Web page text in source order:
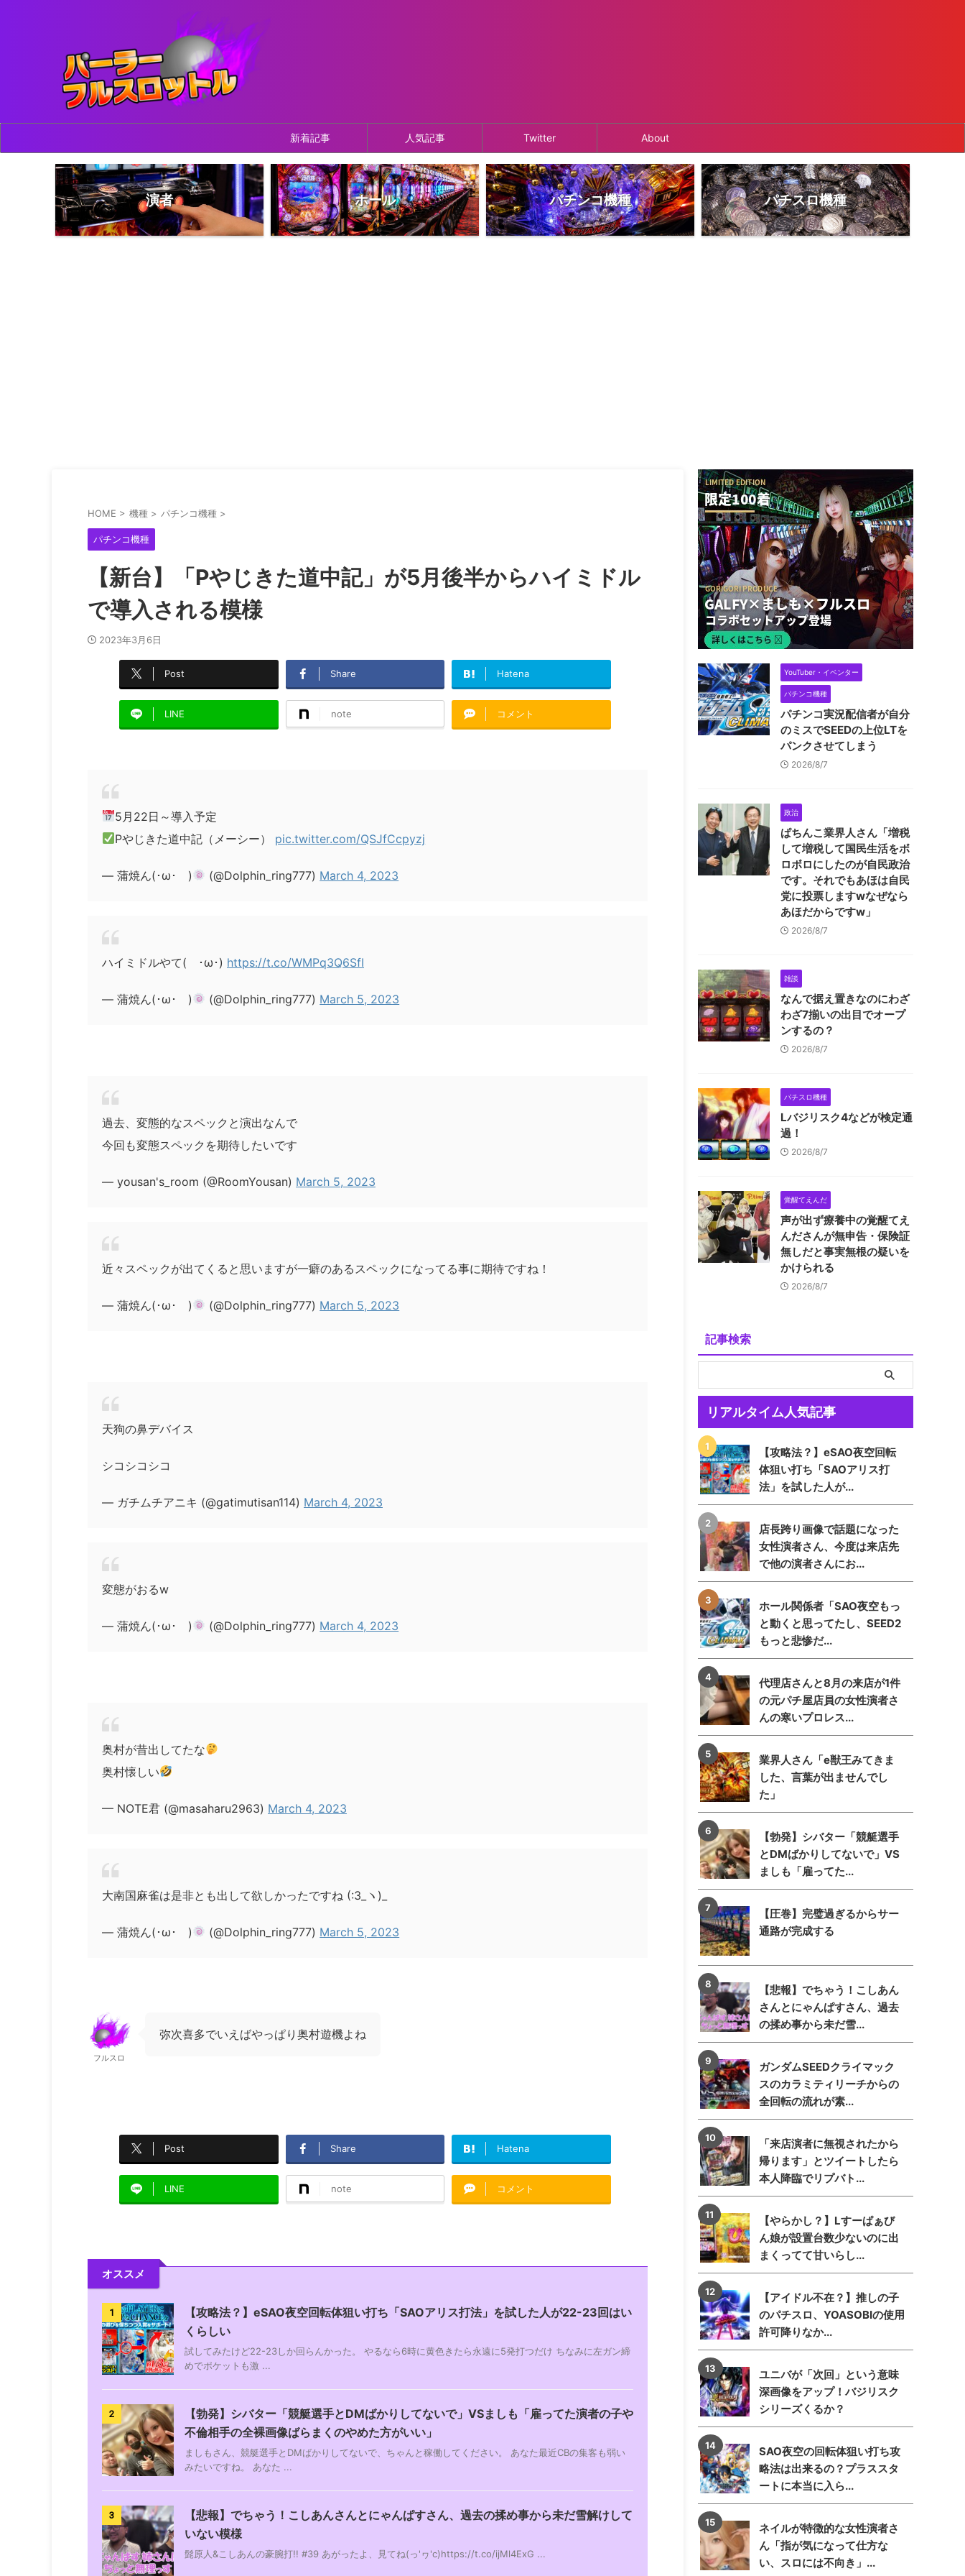
新着記事 人気記事 Twitter About
演者 ホール パチンコ機種 パチスロ機種
HOME > 機種 > パチンコ機種 >
パチンコ機種
【新台】「Pやじきた道中記」が5月後半からハイミドル
で導入される模様
2023年3月6日
Post Share Hatena
LINE note コメント
5月22日～導入予定
Pやじきた道中記（メーシー） pic.twitter.com/QSJfCcpyzj
— 蒲焼ん(･ω･ ) (@Dolphin_ring777) March 4, 2023
ハイミドルやて( ･ω･) https://t.co/WMPq3Q6SfI
— 蒲焼ん(･ω･ ) (@Dolphin_ring777) March 5, 2023
過去、変態的なスペックと演出なんで
今回も変態スペックを期待したいです
— yousan's_room (@RoomYousan) March 5, 2023
近々スペックが出てくると思いますが一癖のあるスペックになってる事に期待ですね！
— 蒲焼ん(･ω･ ) (@Dolphin_ring777) March 5, 2023
天狗の鼻デバイス
シコシコシコ
— ガチムチアニキ (@gatimutisan114) March 4, 2023
変態がおるw
— 蒲焼ん(･ω･ ) (@Dolphin_ring777) March 4, 2023
奥村が昔出してたな
奥村懐しい
— NOTE君 (@masaharu2963) March 4, 2023
大南国麻雀は是非とも出して欲しかったですね (:3_ヽ)_
— 蒲焼ん(･ω･ ) (@Dolphin_ring777) March 5, 2023
フルスロ
弥次喜多でいえばやっぱり奥村遊機よね
Post Share Hatena
LINE note コメント
オススメ
1
【攻略法？】eSAO夜空回転体狙い打ち「SAOアリス打法」を試した人が22-23回はい
くらしい
試してみたけど22-23しか回らんかった。 やるなら6時に黄色きたら永遠に5発打つだけ ちなみに左ガン締
めでポケットも激 ...
2
【勃発】シバター「競艇選手とDMばかりしてないで」VSましも「雇ってた演者の子や
不倫相手の全裸画像ばらまくのやめた方がいい」
ましもさん、競艇選手とDMばかりしてないで、ちゃんと稼働してください。 あなた最近CBの集客も弱い
みたいですね。 あなた ...
3
【悲報】でちゃう！こしあんさんとにゃんぱすさん、過去の揉め事から未だ雪解けして
いない模様
髭原人&こしあんの豪腕打!! #39 あがったよ、見てね(っ'ヮ'c)https://t.co/ijMl4ExG ...
YouTuber・イベンター
パチンコ機種
パチンコ実況配信者が自分
のミスでSEEDの上位LTを
パンクさせてしまう
2026/8/7
政治
ぱちんこ業界人さん「増税
して増税して国民生活をボ
ロボロにしたのが自民政治
です。それでもあほは自民
党に投票しますwなぜなら
あほだからですw」
2026/8/7
雑談
なんで据え置きなのにわざ
わざ7揃いの出目でオープ
ンするの？
2026/8/7
パチスロ機種
Lバジリスク4などが検定通
過！
2026/8/7
覚醒てえんだ
声が出ず療養中の覚醒てえ
んださんが無申告・保険証
無しだと事実無根の疑いを
かけられる
2026/8/7
記事検索
リアルタイム人気記事
【攻略法？】eSAO夜空回転
体狙い打ち「SAOアリス打
法」を試した人が...
店長跨り画像で話題になった
女性演者さん、今度は来店先
で他の演者さんにお...
ホール関係者「SAO夜空もっ
と動くと思ってたし、SEED2
もっと悲惨だ...
代理店さんと8月の来店が1件
の元パチ屋店員の女性演者さ
んの寒いプロレス...
業界人さん「e獣王みてきま
した、言葉が出ませんでし
た」
【勃発】シバター「競艇選手
とDMばかりしてないで」VS
ましも「雇ってた...
【圧巻】完璧過ぎるからサー
通路が完成する
【悲報】でちゃう！こしあん
さんとにゃんぱすさん、過去
の揉め事から未だ雪...
ガンダムSEEDクライマック
スのカラミティリーチからの
全回転の流れが素...
「来店演者に無視されたから
帰ります」とツイートしたら
本人降臨でリプバト...
【やらかし？】Lすーぱぁび
ん娘が設置台数少ないのに出
まくってて甘いらし...
【アイドル不在？】推しの子
のパチスロ、YOASOBIの使用
許可降りなか...
ユニバが「次回」という意味
深画像をアップ！バジリスク
シリーズくるか？
SAO夜空の回転体狙い打ち攻
略法は出来るの？プラススタ
ートに本当に入ら...
ネイルが特徴的な女性演者さ
ん「指が気になって仕方な
い、スロには不向き」...